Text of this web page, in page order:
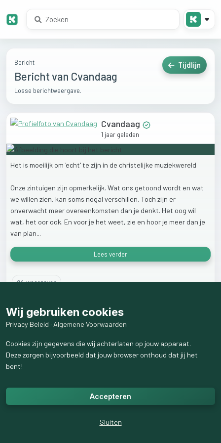
Bericht
Bericht van Cvandaag
Losse berichtweergave.
Tijdlijn
Cvandaag
1 jaar geleden
Het is moeilijk om 'echt' te zijn in de christelijke muziekwereld
Onze zintuigen zijn opmerkelijk. Wat ons getoond wordt en wat
we willen zien, kan soms nogal verschillen. Toch zijn er
onverwacht meer overeenkomsten dan je denkt. Het oog wil
wat, het oor ook. En voor je het weet, zie en hoor je meer dan je
van plan...
Lees verder
94weergaven
Wij gebruiken cookies
Privacy Beleid · Algemene Voorwaarden
Cookies zijn gegevens die wij achterlaten op jouw apparaat.
Deze zorgen bijvoorbeeld dat jouw browser onthoud dat jij het
bent!
Accepteren
Sluiten